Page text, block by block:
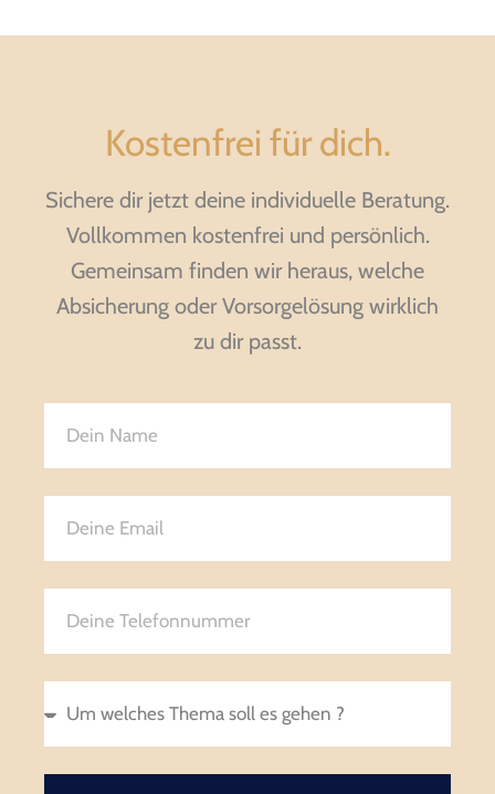
Kostenfrei für dich.
Sichere dir jetzt deine individuelle Beratung.
Vollkommen kostenfrei und persönlich.
Gemeinsam finden wir heraus, welche
Absicherung oder Vorsorgelösung wirklich
zu dir passt.